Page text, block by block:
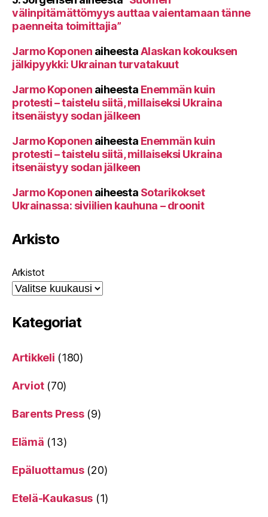
välinpitämättömyys auttaa vaientamaan tänne
paenneita toimittajia”
Jarmo Koponen aiheestaAlaskan kokouksen
jälkipyykki: Ukrainan turvatakuut
Jarmo Koponen aiheesta Enemmän kuin
protesti – taistelu siitä, millaiseksi Ukraina
itsenäistyy sodan jälkeen
Jarmo Koponen aiheesta Enemmän kuin
protesti – taistelu siitä, millaiseksi Ukraina
itsenäistyy sodan jälkeen
Jarmo Koponen aiheesta Sotarikokset
Ukrainassa: siviilien kauhuna – droonit
Arkisto
Arkistot
Kategoriat
Artikkeli (180)
Arviot(70)
Barents Press(9)
Elämä (13)
Epäluottamus(20)
Etelä-Kaukasus (1)